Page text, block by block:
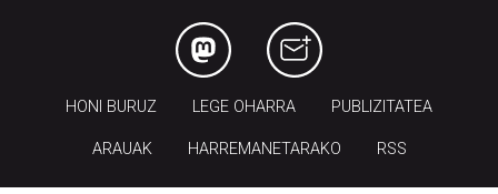
HONI BURUZ LEGE OHARRA PUBLIZITATEA
ARAUAK HARREMANETARAKO RSS